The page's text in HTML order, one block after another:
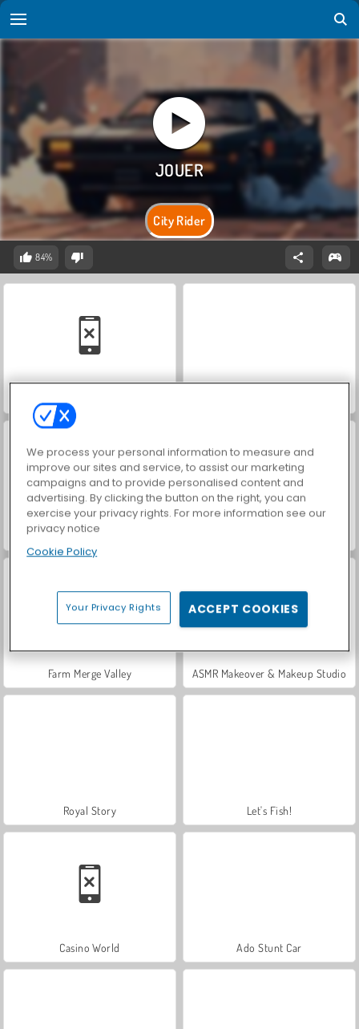
City Rider
84%
VegaMix Da Vinci Puzzles
Farm Merge Valley ASMR Makeover & Makeup Studio
Royal Story Let's Fish!
Casino World Ado Stunt Car
We process your personal information to measure and
improve our sites and service, to assist our marketing
campaigns and to provide personalised content and
advertising. By clicking the button on the right, you can
exercise your privacy rights. For more information see our
privacy notice
Cookie Policy
Your Privacy Rights ACCEPT COOKIES